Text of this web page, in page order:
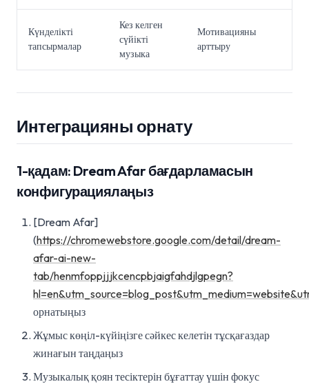
Күнделікті
тапсырмалар
Кез келген
сүйікті
музыка
Мотивацияны
арттыру
Интеграцияны орнату
1-қадам: Dream Afar бағдарламасын
конфигурациялаңыз
[Dream Afar]
(https://chromewebstore.google.com/detail/dream-
afar-ai-new-
tab/henmfoppjjjkcencpbjaigfahdjlgpegn?
орнатыңыз
Жұмыс көңіл-күйіңізге сәйкес келетін тұсқағаздар
жинағын таңдаңыз
Музыкалық қоян тесіктерін бұғаттау үшін фокус